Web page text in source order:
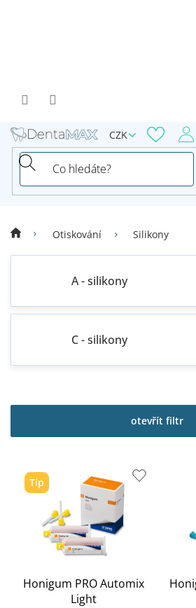
CZK
Otiskování Silikony
A - silikony
C - silikony
otevřít filtr
ý
i
Tip
Honigum PRO Automix
Light